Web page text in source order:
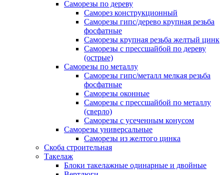
Саморезы по дереву
Саморез конструкционный
Саморезы гипс/дерево крупная резьба
фосфатные
Саморезы крупная резьба желтый цинк
Саморезы с прессшайбой по дереву
(острые)
Саморезы по металлу
Саморезы гипс/металл мелкая резьба
фосфатные
Саморезы оконные
Саморезы с прессшайбой по металлу
(сверло)
Саморезы с усеченным конусом
Саморезы универсальные
Саморезы из желтого цинка
Скоба строительная
Такелаж
Блоки такелажные одинарные и двойные